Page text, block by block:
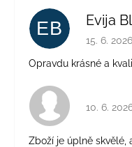
EB Evija
15. 6. 2026
Opravdu krásné a
10. 6.
Zboží je úplně skvělé,